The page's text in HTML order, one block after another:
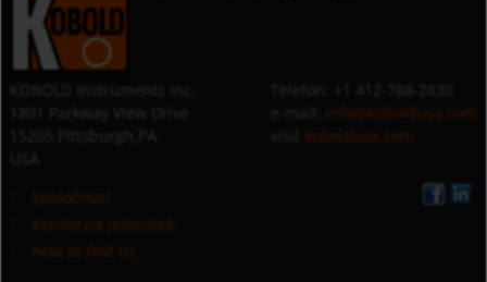
info@koboldusa.com
koboldusa.com
Spoločnost
Konverzia Jednotiek
How to find us